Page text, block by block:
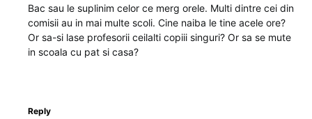
Bac sau le suplinim celor ce merg orele. Multi dintre cei din
comisii au in mai multe scoli. Cine naiba le tine acele ore?
Or sa-si lase profesorii ceilalti copiii singuri? Or sa se mute
in scoala cu pat si casa?
Reply